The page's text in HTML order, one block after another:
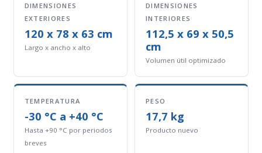
DIMENSIONES
EXTERIORES
120 x 78 x 63 cm
Largo x ancho x alto
DIMENSIONES
INTERIORES
112,5 x 69 x 50,5
cm
Volumen útil optimizado
TEMPERATURA
-30 °C a +40 °C
Hasta +90 °C por periodos
breves
PESO
17,7 kg
Producto nuevo